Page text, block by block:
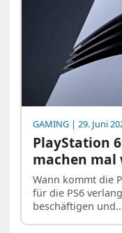
GAMING | 29. Juni
PlayStation
machen mal
Wann kommt die
für die PS6
beschäftigen